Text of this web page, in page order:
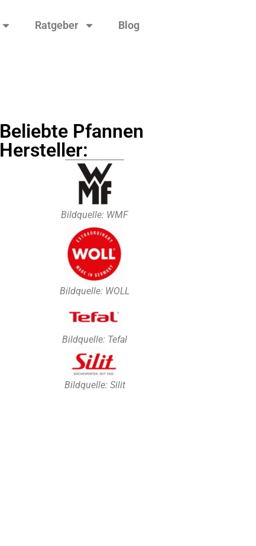
Ratgeber Blog
Beliebte Pfannen
Hersteller:
Bildquelle: WMF
Bildquelle: WOLL
Bildquelle: Tefal
Bildquelle: Silit